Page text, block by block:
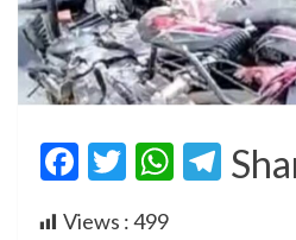
Facebook
Twitter
Views :499